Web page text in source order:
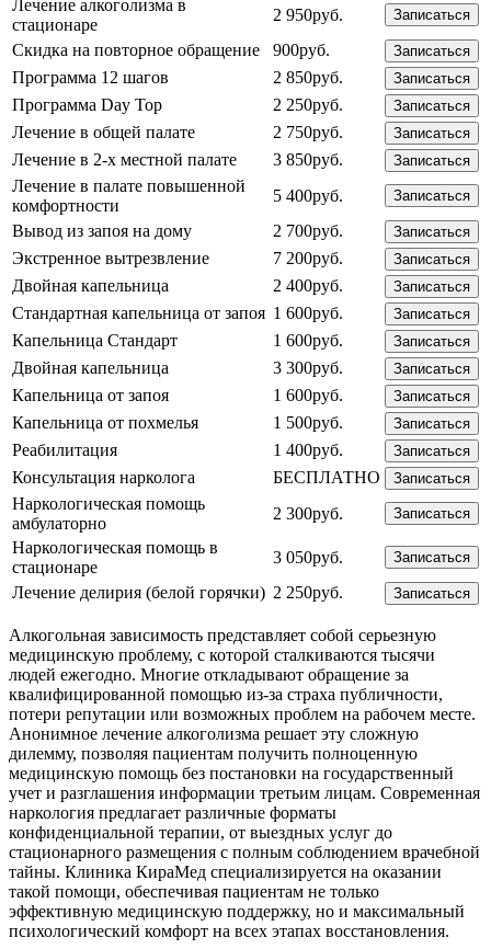
Лечение алкоголизма в
стационаре
2 950руб. Записаться
Скидка на повторное обращение 900руб. Записаться
Программа 12 шагов 2 850руб. Записаться
Программа Day Top 2 250руб. Записаться
Лечение в общей палате 2 750руб. Записаться
Лечение в 2-х местной палате 3 850руб. Записаться
Лечение в палате повышенной
комфортности
5 400руб. Записаться
Вывод из запоя на дому 2 700руб. Записаться
Экстренное вытрезвление 7 200руб. Записаться
Двойная капельница 2 400руб. Записаться
Стандартная капельница от запоя 1 600руб. Записаться
Капельница Стандарт 1 600руб. Записаться
Двойная капельница 3 300руб. Записаться
Капельница от запоя 1 600руб. Записаться
Капельница от похмелья 1 500руб. Записаться
Реабилитация 1 400руб. Записаться
Консультация нарколога БЕСПЛАТНО Записаться
Наркологическая помощь
амбулаторно
2 300руб. Записаться
Наркологическая помощь в
стационаре
3 050руб. Записаться
Лечение делирия (белой горячки) 2 250руб. Записаться
Алкогольная зависимость представляет собой серьезную
медицинскую проблему, с которой сталкиваются тысячи
людей ежегодно. Многие откладывают обращение за
квалифицированной помощью из-за страха публичности,
потери репутации или возможных проблем на рабочем месте.
Анонимное лечение алкоголизма решает эту сложную
дилемму, позволяя пациентам получить полноценную
медицинскую помощь без постановки на государственный
учет и разглашения информации третьим лицам. Современная
наркология предлагает различные форматы
конфиденциальной терапии, от выездных услуг до
стационарного размещения с полным соблюдением врачебной
тайны. Клиника КираМед специализируется на оказании
такой помощи, обеспечивая пациентам не только
эффективную медицинскую поддержку, но и максимальный
психологический комфорт на всех этапах восстановления.